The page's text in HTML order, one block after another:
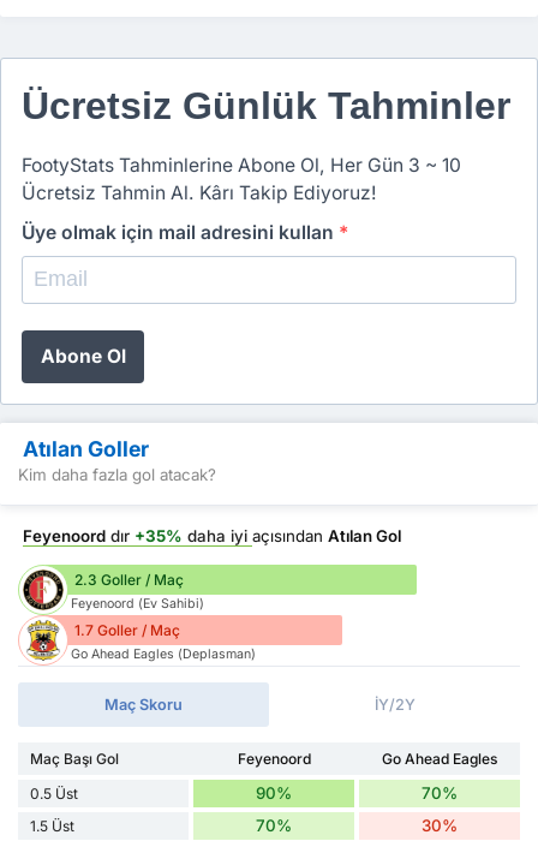
Ücretsiz Günlük Tahminler
FootyStats Tahminlerine Abone Ol, Her Gün 3 ~ 10
Ücretsiz Tahmin Al. Kârı Takip Ediyoruz!
Üye olmak için mail adresini kullan *
Abone Ol
Atılan Goller
Kim daha fazla gol atacak?
Feyenoord dır +35% daha iyi açısından Atılan Gol
2.3 Goller / Maç
Feyenoord (Ev Sahibi)
1.7 Goller / Maç
Go Ahead Eagles (Deplasman)
Maç Skoru İY/2Y
Maç Başı Gol Feyenoord
Go Ahead Eagles
0.5 Üst
90% 70%
1.5 Üst 70% 30%